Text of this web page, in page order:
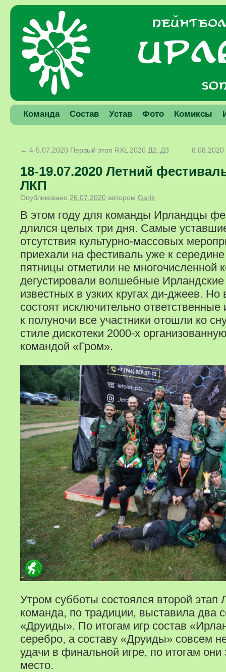
Команда Состав Устав Фото Комиксы
← 4-5.07.2020 Первый этап RXL 2020 Д2, Д3
18-19.07.2020 Летний
ЛКП
Опубликовано 26.07.2020 автором Garik
В этом году для команды Ирландцы
длился целых три дня. Самые
отсутствия культурно-массовых
приехали на фестиваль уже к
пятницы отметили не многочисленной
дегустировали волшебные Ирландские
известных в узких кругах ди-джеев.
состоят исключительно
к полуночи все участники отошли ко
стиле дискотеки 2000-х
командой «Гром».
Утром субботы состоялся второй
команда, по традиции, выставила два
«Друиды». По итогам игр состав
серебро, а составу «Друиды» совсем
удачи в финальной игре, по итогам они
место.